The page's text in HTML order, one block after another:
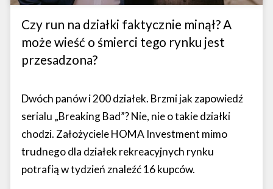
Czy run na działki faktycznie minął? A
może wieść o śmierci tego rynku jest
przesadzona?
Dwóch panów i 200 działek. Brzmi jak zapowiedź
serialu „Breaking Bad”? Nie, nie o takie działki
chodzi. Założyciele HOMA Investment mimo
trudnego dla działek rekreacyjnych rynku
potrafią w tydzień znaleźć 16 kupców.